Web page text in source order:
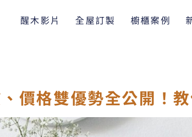
醒木影片 全屋訂製 櫥櫃案例
價格雙優勢全公開！